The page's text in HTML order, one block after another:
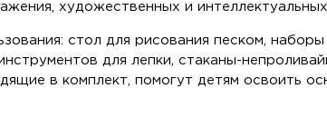
художественных и
стол для рисования песком,
для лепки, стаканы-
в комплект, помогут детям освоить